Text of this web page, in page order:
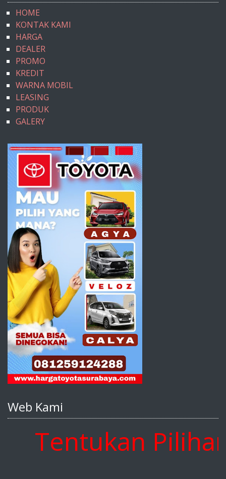
HOME
KONTAK KAMI
HARGA
DEALER
PROMO
KREDIT
WARNA MOBIL
LEASING
PRODUK
GALERY
Web Kami
Pilihan